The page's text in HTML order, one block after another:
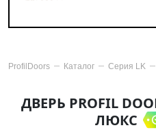
ProfilDoors Каталог Серия LK
ДВЕРЬ PROFIL
ЛЮКС